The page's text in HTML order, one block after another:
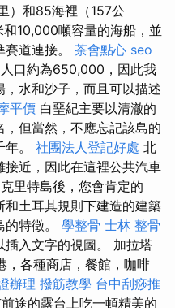
）和85海裡（157公
10,000噸容量的海船，並
道連接。 茶會點心 seo
口約為650,000，因此我
水和沙子，而且可以描述
平價 白堊紀主要以清澈的
但當然，不應忘記該島的
。 社團法人登記好處 北
近，因此在這裡公共汽車
里特島後，您會肯定的
土耳其規則下建造的建築
特徵。 學整骨 士林 整骨
入文字的視圖。 加拉塔
各種商店，餐館，咖啡
辦理 撥筋教學 台中刮痧推
途的露台上吃一頓精美的